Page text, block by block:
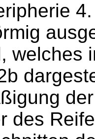
welches
des